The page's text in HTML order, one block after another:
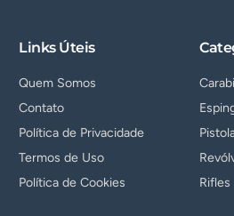
Links Úteis
Quem Somos
Contato
Política de Privacidade
Termos de Uso
Política de Cookies
Rifles